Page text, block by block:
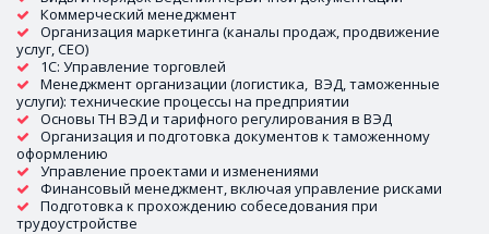
Коммерческий менеджмент
Организация маркетинга (каналы продаж, продвижение
услуг, CEO)
1С: Управление торговлей
Менеджмент организации (логистика,  ВЭД, таможенные
услуги): технические процессы на предприятии
Основы ТН ВЭД и тарифного регулирования в ВЭД
Организация и подготовка документов к таможенному
оформлению
Управление проектами и изменениями
Финансовый менеджмент, включая управление рисками
Подготовка к прохождению собеседования при
трудоустройстве